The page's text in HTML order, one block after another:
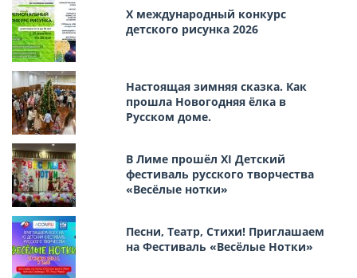
Х международный конкурс
детского рисунка 2026
Настоящая зимняя сказка. Как
прошла Новогодняя ёлка в
Русском доме.
В Лиме прошёл XI Детский
фестиваль русского творчества
«Весёлые нотки»
Песни, Театр, Стихи! Приглашаем
на Фестиваль «Весёлые Нотки»